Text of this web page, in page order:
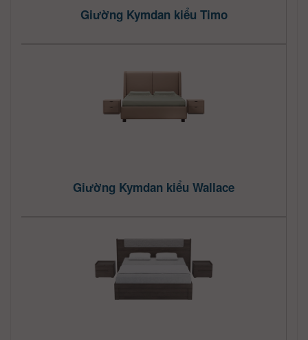
Giường Kymdan kiểu Timo
Giường Kymdan kiểu Wallace